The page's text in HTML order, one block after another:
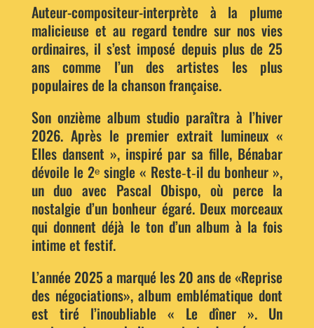
Auteur-compositeur-interprète à la plume
malicieuse et au regard tendre sur nos vies
ordinaires, il s’est imposé depuis plus de 25
ans comme l’un des artistes les plus
populaires de la chanson française.
Son onzième album studio paraîtra à l’hiver
2026. Après le premier extrait lumineux «
Elles dansent », inspiré par sa fille, Bénabar
dévoile le 2ᵉ single « Reste‑t‑il du bonheur »,
un duo avec Pascal Obispo, où perce la
nostalgie d’un bonheur égaré. Deux morceaux
qui donnent déjà le ton d’un album à la fois
intime et festif.
L’année 2025 a marqué les 20 ans de «Reprise
des négociations», album emblématique dont
est tiré l’inoubliable « Le dîner ». Un